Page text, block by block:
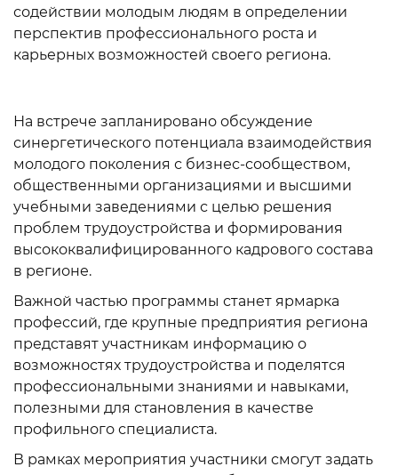
содействии молодым людям в определении
перспектив профессионального роста и
карьерных возможностей своего региона.
На встрече запланировано обсуждение
синергетического потенциала взаимодействия
молодого поколения с бизнес-сообществом,
общественными организациями и высшими
учебными заведениями с целью решения
проблем трудоустройства и формирования
высококвалифицированного кадрового состава
в регионе.
Важной частью программы станет ярмарка
профессий, где крупные предприятия региона
представят участникам информацию о
возможностях трудоустройства и поделятся
профессиональными знаниями и навыками,
полезными для становления в качестве
профильного специалиста.
В рамках мероприятия участники смогут задать